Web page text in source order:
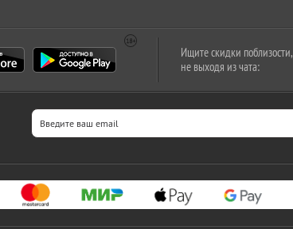
Ищите скидки поблизости,
не выходя из чата: